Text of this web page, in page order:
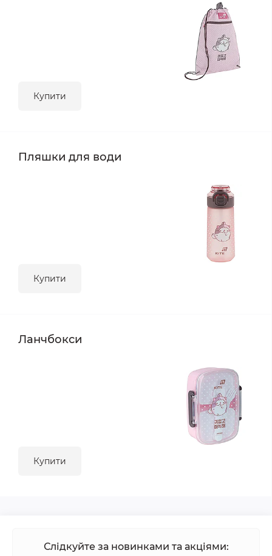
Купити
Пляшки для води
Купити
Ланчбокси
Купити
Слідкуйте за новинками та акціями: